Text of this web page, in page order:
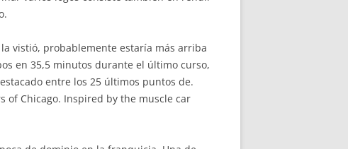
vistió, probablemente estaría más arriba
en 35,5 minutos durante el último curso,
entre los 25 últimos puntos de.
of Chicago. Inspired by the muscle car